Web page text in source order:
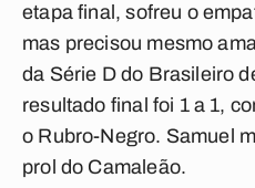
etapa final, sofreu o
mas precisou mesmo
da Série D do Brasileiro
resultado final foi 1 a 1,
o Rubro-Negro. Samuel
prol do Camaleão.